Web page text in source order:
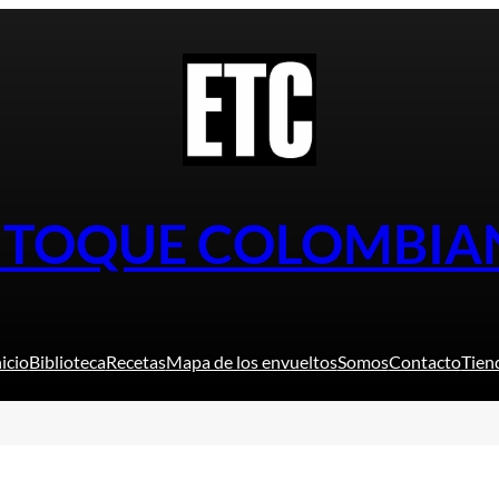
TOQUE
BibliotecaRecetasMapa de los envueltosSomosContacto